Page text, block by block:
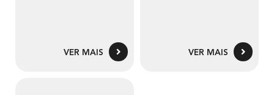
VER MAIS VER MAIS